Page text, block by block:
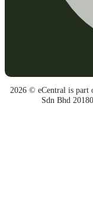
2026 © eCentral is part
Sdn Bhd